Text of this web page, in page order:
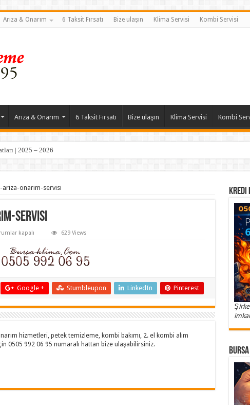
Arıza & Onarım 6 Taksit Fırsatı Bize ulaşın Klima Servisi Kombi Servisi
Arıza & Onarım 6 Taksit Fırsatı Bize ulaşın Klima Servisi Kombi
| 2025 – 2026
ariza-onarim-servisi
servisi
kapalı 629 Views
Google + Stumbleupon LinkedIn Pinterest
hizmetleri, petek temizleme, kombi bakımı, 2. el kombi alım
0505 992 06 95 numaralı hattan bize ulaşabilirsiniz.
Kredi
Bursa